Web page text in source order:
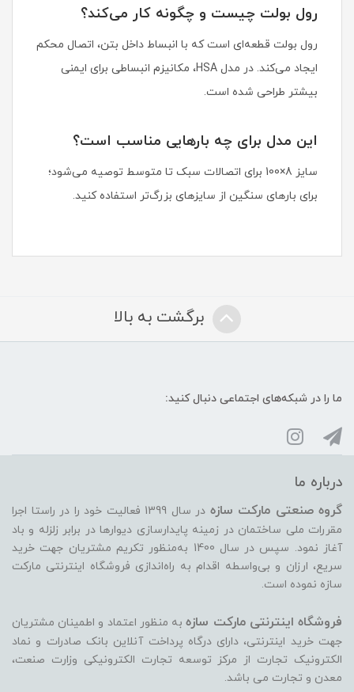
رول بولت چیست و چگونه کار می‌کند؟
رول بولت قطعه‌ای است که با انبساط داخل بتن، اتصال محکم
ایجاد می‌کند. در مدل HSA، مکانیزم انبساطی برای ایمنی
بیشتر طراحی شده است.
این مدل برای چه بارهایی مناسب است؟
سایز 8×100 برای اتصالات سبک تا متوسط توصیه می‌شود؛
برای بارهای سنگین از سایزهای بزرگ‌تر استفاده کنید.
برگشت به بالا
ما را در شبکه‌های اجتماعی دنبال کنید:
درباره ما
گروه صنعتی مارکت سازه
در سال 1399 فعالیت خود را در راستا اجرا
مقررات ملی ساختمان در زمینه پایدارسازی دیوارها در برابر زلزله و باد
آغاز نمود. سپس در سال 1400 به‌منظور تکریم مشتریان جهت خرید
سریع، ارزان و بی‌واسطه اقدام به راه‌اندازی فروشگاه اینترنتی مارکت
سازه نموده است.
فروشگاه اینترنتی مارکت سازهبه منظور اعتماد و اطمینان مشتریان
جهت خرید اینترنتی، دارای درگاه پرداخت آنلاین بانک صادرات و نماد
الکترونیک تجارت از مرکز توسعه تجارت الکترونیکی وزارت صنعت،
معدن و تجارت می ‏باشد.